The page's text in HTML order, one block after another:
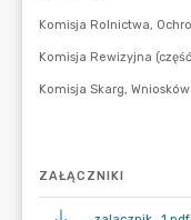
ZAŁĄCZNIKI